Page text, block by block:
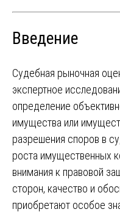
Введение
Судебная рыночная
экспертное
определение
имущества или
разрешения споров в
роста имущественных
внимания к правовой
сторон, качество и
приобретают особое